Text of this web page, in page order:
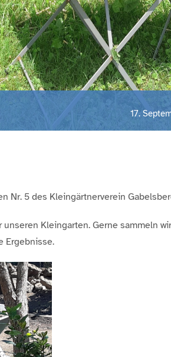
17.
Nr. 5 des Kleingärtnerverein
Kleingarten. Gerne sammeln
Ergebnisse.